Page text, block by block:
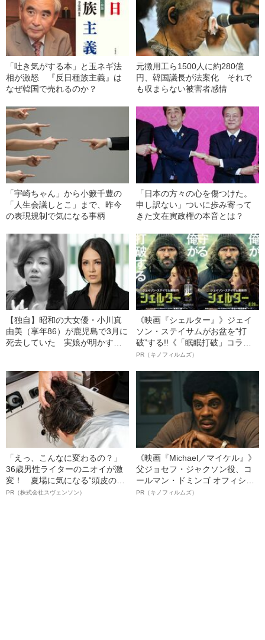
「吐き気がする本」と玉ネギ法
相が激怒 『反日種族主義』は
なぜ韓国で売れるのか？
元徴用工ら1500人に約280億
円、韓国議長が法案化 それで
も収まらない被害者感情
「宇崎ちゃん」から小籔千豊の
「人生会議しとこ」まで、昨今
の表現規制で気になる事柄
「日本の方々の心を傷つけた。
申し訳ない」ついに歩み寄って
きた文在寅政権の本音とは？
【独自】昭和の大女優・小川真
由美（享年86）が鹿児島で3月に
死去していた 実娘が明かす
《映画『シェルター』》ジェイ
ソン・ステイサムがお盆を“打
破”する!!《「眠眠打破」コラ
ボ》
PR（キノフィルムズ）
「えっ、こんなに変わるの？」
36歳男性ライターのニオイが激
変！ 夏場に気になる“頭皮のニ
オイ”や“ベタつき”を解消す
PR（株式会社スヴェンソン）
《映画『Michael／マイケル』》
父ジョセフ・ジャクソン役、コ
ールマン・ドミンゴ オフィシャ
ルインタビュー“観客を魅了した
PR（キノフィルムズ）